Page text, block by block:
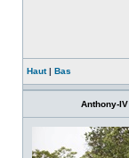
Haut| Bas
Anthony-IV